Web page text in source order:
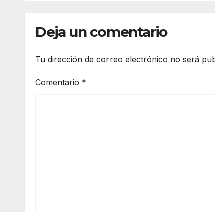
Deja un comentario
Tu dirección de correo electrónico no será
Comentario *